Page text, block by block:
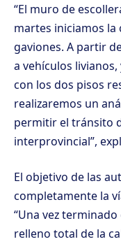
“El muro de
martes iniciamos
gaviones. A partir
a vehículos
con los dos pisos
realizaremos un
permitir el tránsito
interprovincial”,
El objetivo de las
completamente la
“Una vez
relleno total de la